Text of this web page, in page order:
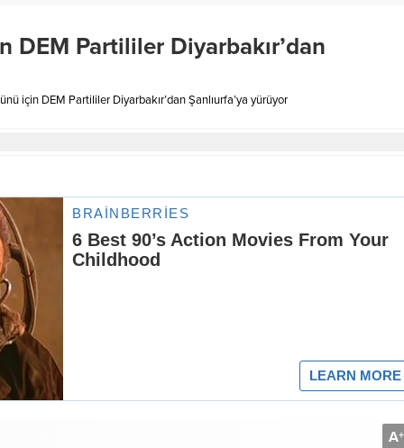
DEM Partililer Diyarbakır’dan
için DEM Partililer Diyarbakır’dan Şanlıurfa’ya yürüyor
A+